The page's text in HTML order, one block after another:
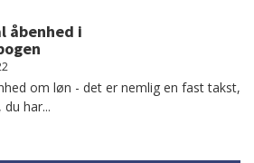
åbenhed i
om løn - det er nemlig en fast takst,
har...